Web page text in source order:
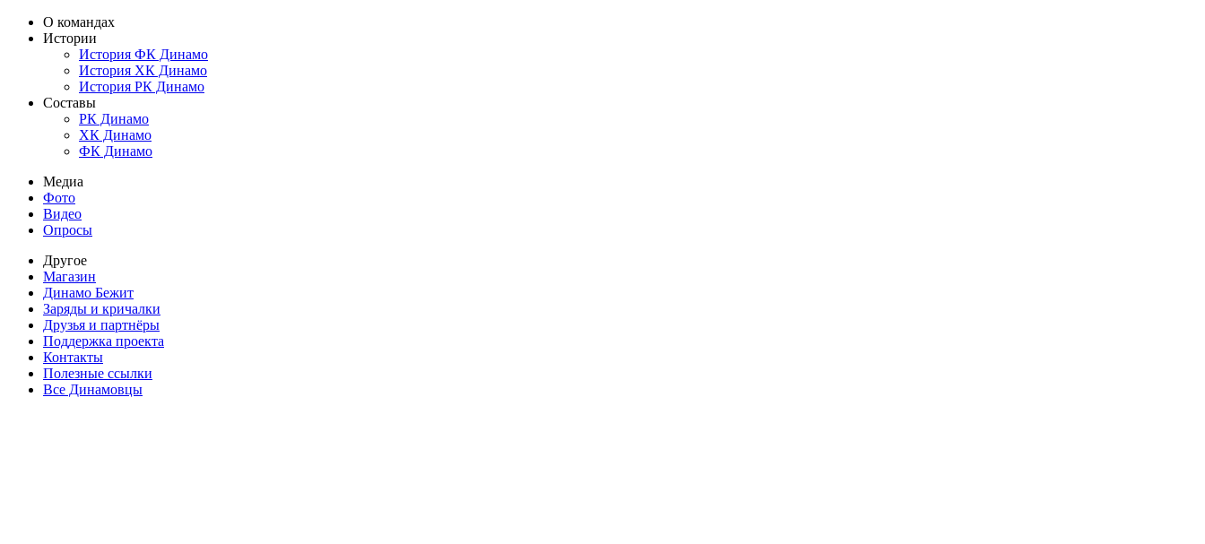
О командах
Истории
История ФК Динамо
История ХК Динамо
История РК Динамо
Составы
РК Динамо
ХК Динамо
ФК Динамо
Медиа
Фото
Видео
Опросы
Другое
Магазин
Динамо Бежит
Заряды и кричалки
Друзья и партнёры
Поддержка проекта
Контакты
Полезные ссылки
Все Динамовцы